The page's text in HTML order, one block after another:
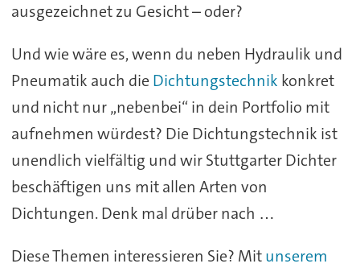
ausgezeichnet zu Gesicht – oder?
Und wie wäre es, wenn du neben Hydraulik und
Pneumatik auch die Dichtungstechnik konkret
und nicht nur „nebenbei“ in dein Portfolio mit
aufnehmen würdest? Die Dichtungstechnik ist
unendlich vielfältig und wir Stuttgarter Dichter
beschäftigen uns mit allen Arten von
Dichtungen. Denk mal drüber nach …
Diese Themen interessieren Sie? Mitunserem